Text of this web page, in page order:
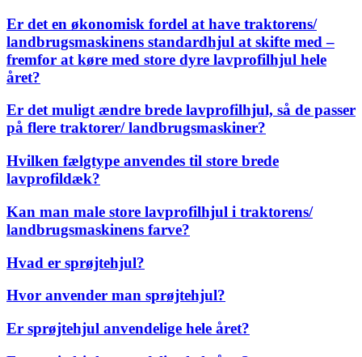
Er det en økonomisk fordel at have traktorens/
landbrugsmaskinens standardhjul at skifte med –
fremfor at køre med store dyre lavprofilhjul hele
året?
Er det muligt ændre brede lavprofilhjul, så de passer
på flere traktorer/ landbrugsmaskiner?
Hvilken fælgtype anvendes til store brede
lavprofildæk?
Kan man male store lavprofilhjul i traktorens/
landbrugsmaskinens farve?
Hvad er sprøjtehjul?
Hvor anvender man sprøjtehjul?
Er sprøjtehjul anvendelige hele året?